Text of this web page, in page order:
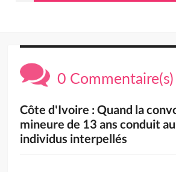
0 Commentaire(s)
Côte d'Ivoire : Quand la
mineure de 13 ans conduit
individus interpellés